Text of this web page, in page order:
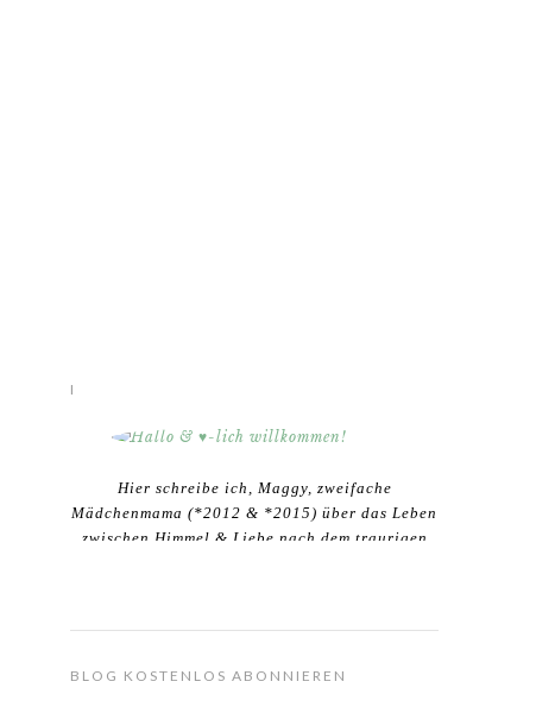
HALLO & ♥-LICH WILLKOMMEN!
Hier schreibe ich, Maggy, zweifache
Mädchenmama (*2012 & *2015) über das Leben
zwischen Himmel & Liebe nach dem traurigen
BLOG KOSTENLOS ABONNIEREN